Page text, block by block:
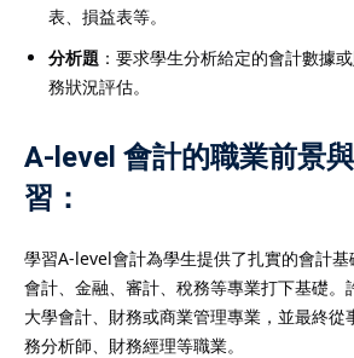
表、損益表等。
分析題 ：要求學生分析給定的會計數據
務狀況評估。
A-level 會計的職業前景
習：
學習A-level會計為學生提供了扎實的會計
會計、金融、審計、稅務等專業打下基礎。
大學會計、財務或商業管理專業，並最終從
務分析師、財務經理等職業。